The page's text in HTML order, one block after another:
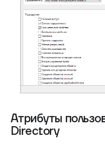
Атрибуты
Directory